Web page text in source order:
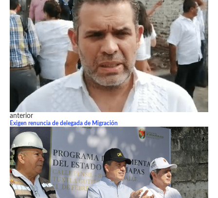
anterior
Exigen renuncia de delegada de Migración